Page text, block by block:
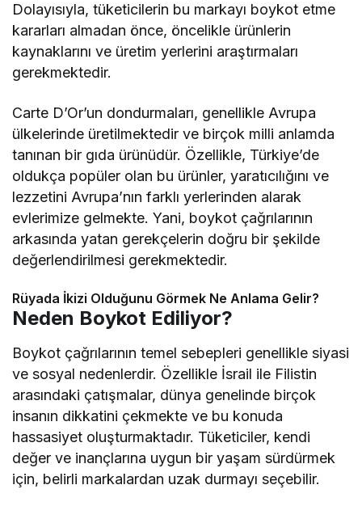
Dolayısıyla, tüketicilerin bu markayı boykot etme
kararları almadan önce, öncelikle ürünlerin
kaynaklarını ve üretim yerlerini araştırmaları
gerekmektedir.
Carte D’Or’un dondurmaları, genellikle Avrupa
ülkelerinde üretilmektedir ve birçok milli anlamda
tanınan bir gıda ürünüdür. Özellikle, Türkiye’de
oldukça popüler olan bu ürünler, yaratıcılığını ve
lezzetini Avrupa’nın farklı yerlerinden alarak
evlerimize gelmekte. Yani, boykot çağrılarının
arkasında yatan gerekçelerin doğru bir şekilde
değerlendirilmesi gerekmektedir.
Rüyada İkizi Olduğunu Görmek Ne Anlama Gelir?
Neden Boykot Ediliyor?
Boykot çağrılarının temel sebepleri genellikle siyasi
ve sosyal nedenlerdir. Özellikle İsrail ile Filistin
arasındaki çatışmalar, dünya genelinde birçok
insanın dikkatini çekmekte ve bu konuda
hassasiyet oluşturmaktadır. Tüketiciler, kendi
değer ve inançlarına uygun bir yaşam sürdürmek
için, belirli markalardan uzak durmayı seçebilir.